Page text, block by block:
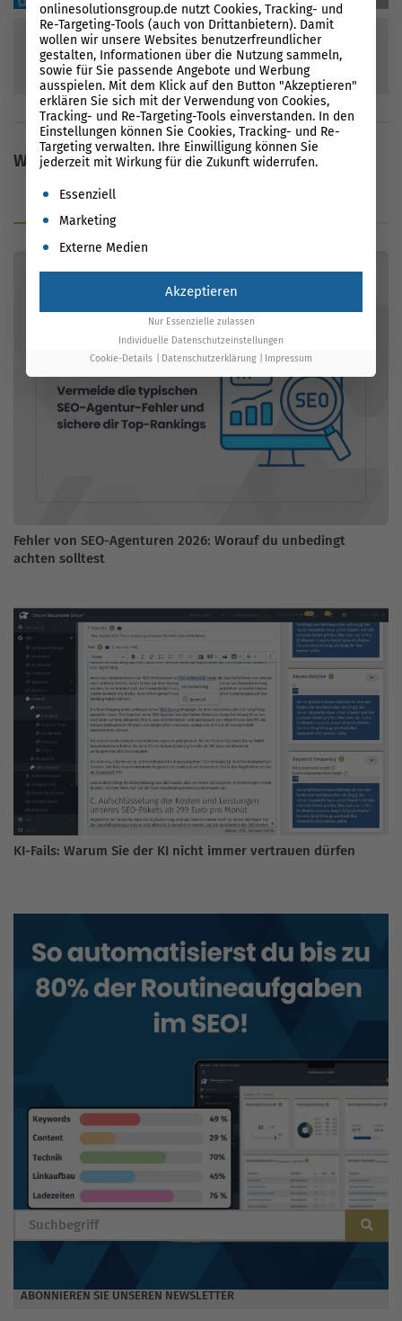
93Bewertungen
90%
Weitere Inhalte
Fehler von SEO-Agenturen 2026: Worauf du unbedingt
achten solltest
KI-Fails: Warum Sie der KI nicht immer vertrauen dürfen
BLOG DURCHSUCHEN
ABONNIEREN SIE UNSEREN NEWSLETTER
onlinesolutionsgroup.de nutzt Cookies, Tracking- und
Re-Targeting-Tools (auch von Drittanbietern). Damit
wollen wir unsere Websites benutzerfreundlicher
gestalten, Informationen über die Nutzung sammeln,
sowie für Sie passende Angebote und Werbung
ausspielen. Mit dem Klick auf den Button "Akzeptieren"
erklären Sie sich mit der Verwendung von Cookies,
Tracking- und Re-Targeting-Tools einverstanden. In den
Einstellungen können Sie Cookies, Tracking- und Re-
Targeting verwalten. Ihre Einwilligung können Sie
jederzeit mit Wirkung für die Zukunft widerrufen.
Es folgt eine Liste der Service-Gruppen, für die eine
Essenziell
Marketing
Externe Medien
Akzeptieren
Nur Essenzielle zulassen
Individuelle Datenschutzeinstellungen
Cookie-Details
Datenschutzerklärung Impressum